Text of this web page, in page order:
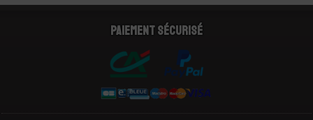
Paiement sécurisé